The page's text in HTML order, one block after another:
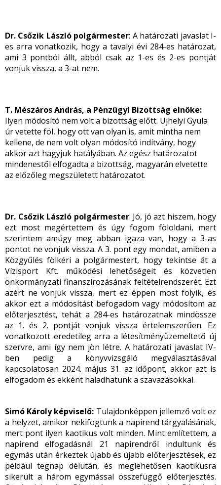
Dr. Csőzik László polgármester: A határozati javaslat I-
es arra vonatkozik, hogy a tavalyi évi 284-es határozat,
ami 3 pontból állt, abból csak az 1-es és 2-es pontját
vonjuk vissza, a 3-at nem.
T. Mészáros András, a Pénzügyi Bizottság elnöke:
Ilyen módosító nem volt a bizottság előtt. Ujhelyi Gyula
úr vetette föl, hogy ott van olyan is, amit mintha nem
kellene, de nem volt olyan módosító indítvány, hogy
akkor azt hagyjuk hatályában. Az egész határozatot
mindenestől elfogadta a bizottság, magyarán elvetette
az előzőleg megszületett határozatot.
Dr. Csőzik László polgármester: Jó, jó azt hiszem, hogy
ezt most megértettem és úgy fogom föloldani, mert
szerintem amúgy meg abban igaza van, hogy a 3-as
pontot ne vonjuk vissza. A 3. pont egy mondat, amiben a
Közgyűlés fölkéri a polgármestert, hogy tekintse át a
Vízisport Kft. működési lehetőségeit és közvetlen
önkormányzati finanszírozásának feltételrendszerét. Ezt
azért ne vonjuk vissza, mert ez éppen most folyik, és
akkor ezt a módosítást befogadom vagy módosítom az
előterjesztést, tehát a 284-es határozatnak mindössze
az 1. és 2. pontját vonjuk vissza értelemszerűen. Ez
vonatkozott eredetileg arra a létesítményüzemeltető új
szervre, ami így nem jön létre. A határozati javaslat IV-
ben pedig a könyvvizsgáló megválasztásával
kapcsolatosan 2024. május 31. az időpont, akkor azt is
elfogadom és ekként haladhatunk a szavazásokkal.
Simó Károly képviselő: Tulajdonképpen jellemző volt ez
a helyzet, amikor nekifogtunk a napirend tárgyalásának,
mert pont ilyen kaotikus volt minden. Mint említettem, a
napirend elfogadásnál 21 napirendről indultunk és
egymás után érkeztek újabb és újabb előterjesztések, ez
például tegnap délután, és meglehetősen kaotikusra
sikerült a három egymással összefüggő előterjesztés.